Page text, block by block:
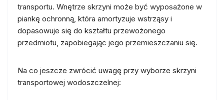
transportu. Wnętrze skrzyni może być wyposażone w
piankę ochronną, która amortyzuje wstrząsy i
dopasowuje się do kształtu przewożonego
przedmiotu, zapobiegając jego przemieszczaniu się.
Na co jeszcze zwrócić uwagę przy wyborze skrzyni
transportowej wodoszczelnej: